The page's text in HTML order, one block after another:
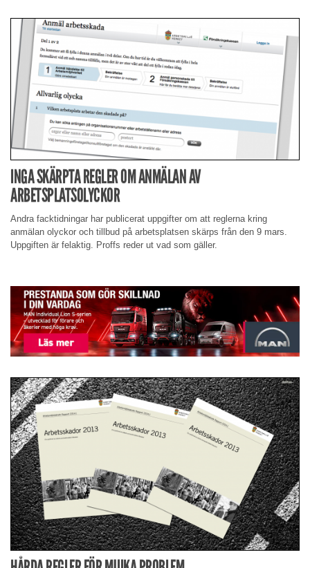
INGA SKÄRPTA REGLER OM ANMÄLAN AV
ARBETSPLATSOLYCKOR
Andra facktidningar har publicerat uppgifter om att reglerna kring
anmälan olyckor och tillbud på arbetsplatsen skärps från den 9 mars.
Uppgiften är felaktig. Proffs reder ut vad som gäller.